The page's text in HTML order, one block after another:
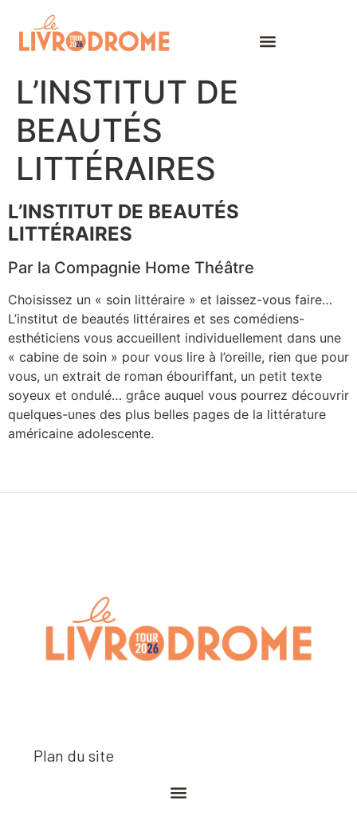
L’INSTITUT DE
BEAUTÉS
LITTÉRAIRES
L’INSTITUT DE BEAUTÉS
LITTÉRAIRES
Par la Compagnie Home Théâtre
Choisissez un « soin littéraire » et laissez-vous faire…
L’institut de beautés littéraires et ses comédiens-
esthéticiens vous accueillent individuellement dans une
« cabine de soin » pour vous lire à l’oreille, rien que pour
vous, un extrait de roman ébouriffant, un petit texte
soyeux et ondulé… grâce auquel vous pourrez découvrir
quelques-unes des plus belles pages de la littérature
américaine adolescente.
Plan du site